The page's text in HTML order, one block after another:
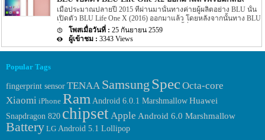
เมื่อประมาณปลายปี 2015 ที่ผ่านมานั้นทางค่ายผู้ผลิตอย่าง BLU นั้น
เปิดตัว BLU Life One X (2016) ออกมาแล้ว โดยหลังจากนั้นทาง BLU
ก็วางจำหน่าย BLU Life One X (2016) รุ่นนี้ที่ประเทศสหรัฐอเมริกา
โดยตัวเครื่องจะเป็นแบบ unlock แต่ล่าสุดนั้นกลับมีความคืบหน้าของ
รุ่นต่อยอดของ BLU Life One X2 ออกมาให้แฟนๆ นั้นทราบกันอีกครั้ง
สำหรับรุ่นต่อยอดของ BLU Life One X (2016) รุ่นใหม่ของทางค่ายผู้
X2 รุ่นใหม่นี้จะมาพร้อมกับหน้าจอแสดงผลขนาด 5.2 นิ้ว โดยหน้าจอ
จะให้ความละเอียดของภาพอยู่ที่ 1080p […]
25 กันยายน 2559
3343 Views
Popular Tags
fingerprint sensorTENAA Samsung SpecOcta-core
Xiaomi iPhone RamAndroid 6.0.1 MarshmallowHuawei
Snapdragon 820 chipsetApple Android 6.0 Marshmallow
Battery LG Android 5.1 Lollipop